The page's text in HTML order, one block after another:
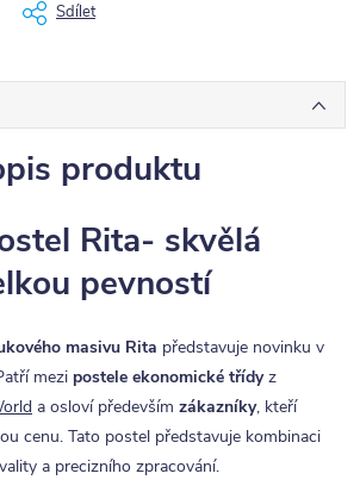
Sdílet
produktu
Rita- skvělá
pevností
masivu Rita představuje novinku v
mezi postele ekonomické třídyz
a osloví především zákazníky, kteří
cenu. Tato postel představuje kombinaci
a precizního zpracování.